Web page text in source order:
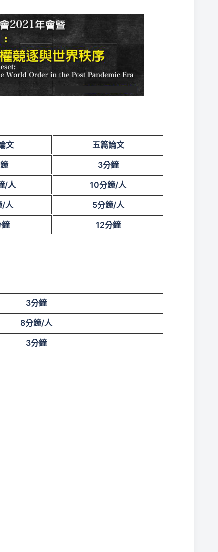
文
五篇論文
3分鐘
/人 10分鐘/人
/人 5分鐘/人
鐘 12分鐘
3分鐘
8分鐘/人
3分鐘